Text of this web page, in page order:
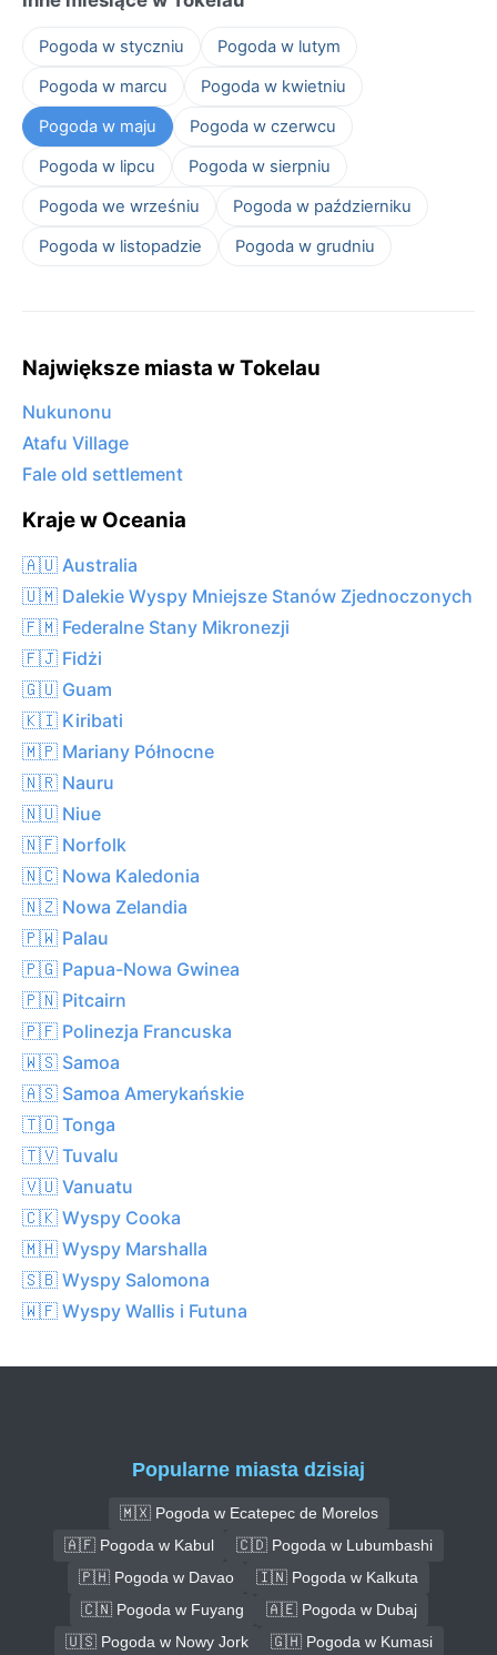
Pogoda w styczniu
Pogoda w lutym
Pogoda w marcu
Pogoda w kwietniu
Pogoda w maju
Pogoda w czerwcu
Pogoda w lipcu
Pogoda w sierpniu
Pogoda we wrześniu
Pogoda w październiku
Pogoda w listopadzie
Pogoda w grudniu
Największe miasta w Tokelau
Nukunonu
Atafu Village
Fale old settlement
Kraje w Oceania
🇦🇺 Australia
🇺🇲 Dalekie Wyspy Mniejsze Stanów Zjednoczonych
🇫🇲 Federalne Stany Mikronezji
🇫🇯 Fidżi
🇬🇺 Guam
🇰🇮 Kiribati
🇲🇵 Mariany Północne
🇳🇷 Nauru
🇳🇺 Niue
🇳🇫 Norfolk
🇳🇨 Nowa Kaledonia
🇳🇿 Nowa Zelandia
🇵🇼 Palau
🇵🇬 Papua-Nowa Gwinea
🇵🇳 Pitcairn
🇵🇫 Polinezja Francuska
🇼🇸 Samoa
🇦🇸 Samoa Amerykańskie
🇹🇴 Tonga
🇹🇻 Tuvalu
🇻🇺 Vanuatu
🇨🇰 Wyspy Cooka
🇲🇭 Wyspy Marshalla
🇸🇧 Wyspy Salomona
🇼🇫 Wyspy Wallis i Futuna
Popularne miasta dzisiaj
🇲🇽 Pogoda w Ecatepec de Morelos
🇦🇫 Pogoda w Kabul
🇨🇩 Pogoda w Lubumbashi
🇵🇭 Pogoda w Davao
🇮🇳 Pogoda w Kalkuta
🇨🇳 Pogoda w Fuyang
🇦🇪 Pogoda w Dubaj
🇺🇸 Pogoda w Nowy Jork
🇬🇭 Pogoda w Kumasi